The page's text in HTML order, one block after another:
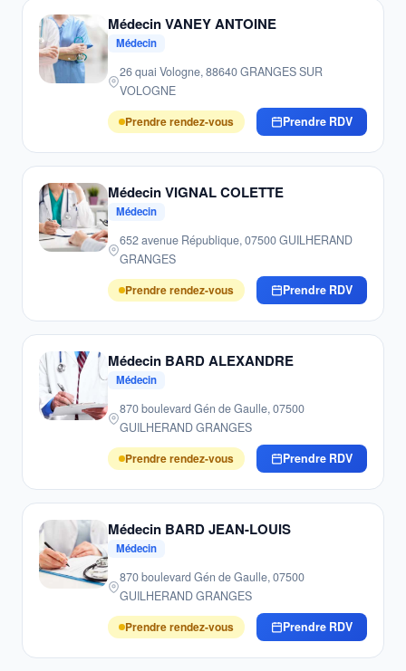
Médecin VANEY ANTOINE
Médecin
26 quai Vologne, 88640 GRANGES SUR
VOLOGNE
Prendre rendez-vous
Prendre RDV
Médecin VIGNAL COLETTE
Médecin
652 avenue République, 07500 GUILHERAND
GRANGES
Prendre rendez-vous
Prendre RDV
Médecin BARD ALEXANDRE
Médecin
870 boulevard Gén de Gaulle, 07500
GUILHERAND GRANGES
Prendre rendez-vous
Prendre RDV
Médecin BARD JEAN-LOUIS
Médecin
870 boulevard Gén de Gaulle, 07500
GUILHERAND GRANGES
Prendre rendez-vous
Prendre RDV